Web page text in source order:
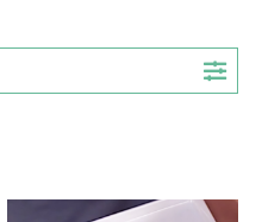
Hot Pancakes
mi Papá
Cupcakes y
Muffins
Novedades
+35'